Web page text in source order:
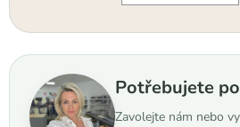
Potřebujete
Zavolejte nám nebo